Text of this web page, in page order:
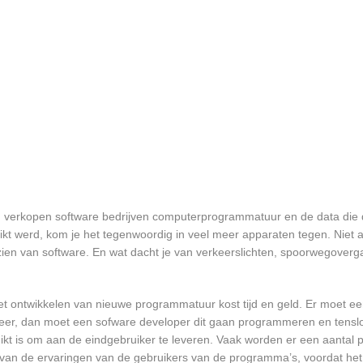
software bedrijven computerprogrammatuur en de data die
werd, kom je het tegenwoordig in veel meer apparaten tegen. Niet
van software. En wat dacht je van verkeerslichten,
van nieuwe programmatuur kost tijd en geld. Er moet
dan moet een sofware developer dit gaan programmeren en
is om aan de eindgebruiker te leveren. Vaak worden er een aantal
de ervaringen van de gebruikers van de programma’s, voordat